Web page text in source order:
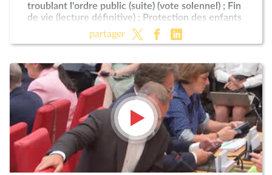
troublant l'ordre public (suite) (vote solennel) ; Fin
de vie (lecture définitive) ; Protection des enfants
partager